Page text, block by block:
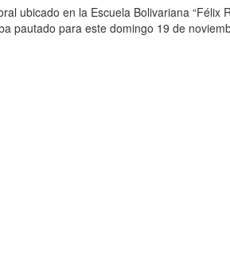
ubicado en la Escuela Bolivariana “Félix
pautado para este domingo 19 de